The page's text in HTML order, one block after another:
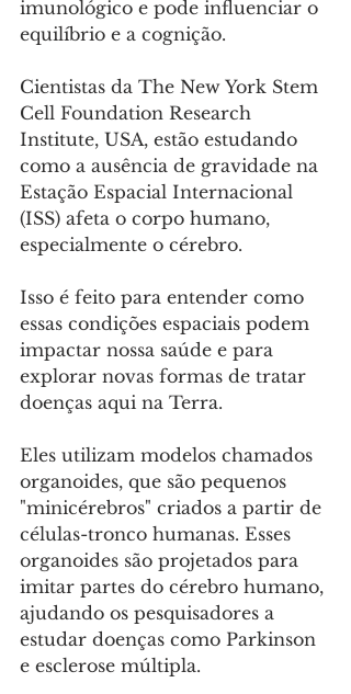
imunológico e pode influenciar o
equilíbrio e a cognição.
Cientistas da The New York Stem
Cell Foundation Research
Institute, USA, estão estudando
como a ausência de gravidade na
Estação Espacial Internacional
(ISS) afeta o corpo humano,
especialmente o cérebro.
Isso é feito para entender como
essas condições espaciais podem
impactar nossa saúde e para
explorar novas formas de tratar
doenças aqui na Terra.
Eles utilizam modelos chamados
organoides, que são pequenos
"minicérebros" criados a partir de
células-tronco humanas. Esses
organoides são projetados para
imitar partes do cérebro humano,
ajudando os pesquisadores a
estudar doenças como Parkinson
e esclerose múltipla.